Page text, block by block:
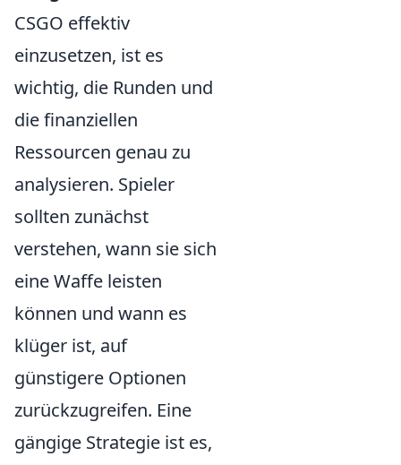
CSGO effektiv
einzusetzen, ist es
wichtig, die Runden und
die finanziellen
Ressourcen genau zu
analysieren. Spieler
sollten zunächst
verstehen, wann sie sich
eine Waffe leisten
können und wann es
klüger ist, auf
günstigere Optionen
zurückzugreifen. Eine
gängige Strategie ist es,